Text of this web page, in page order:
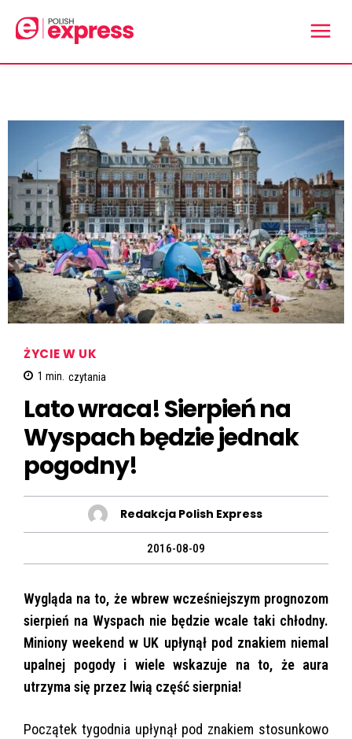
ŻYCIE W UK
1 min. czytania
Lato wraca! Sierpień na
Wyspach będzie jednak
pogodny!
Redakcja Polish Express
2016-08-09
Wygląda na to, że wbrew wcześniejszym prognozom
sierpień na Wyspach nie będzie wcale taki chłodny.
Miniony weekend w UK upłynął pod znakiem niemal
upalnej pogody i wiele wskazuje na to, że aura
utrzyma się przez lwią część sierpnia!
Początek tygodnia upłynął pod znakiem stosunkowo